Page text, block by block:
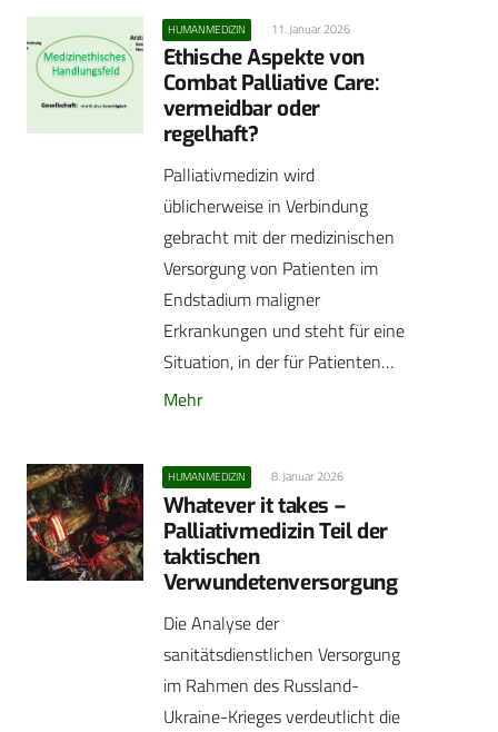
HUMANMEDIZIN 11. Januar 2026
Ethische Aspekte von
Combat Palliative Care:
vermeidbar oder
regelhaft?
Palliativmedizin wird
üblicherweise in Verbindung
gebracht mit der medizinischen
Versorgung von Patienten im
Endstadium maligner
Erkrankungen und steht für eine
Situation, in der für Patienten…
Mehr
HUMANMEDIZIN 8. Januar 2026
Whatever it takes –
Palliativmedizin Teil der
taktischen
Verwundetenversorgung
Die Analyse der
sanitätsdienstlichen Versorgung
im Rahmen des Russland-
Ukraine-Krieges verdeutlicht die